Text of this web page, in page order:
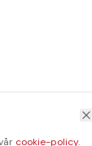
cookie-policy.